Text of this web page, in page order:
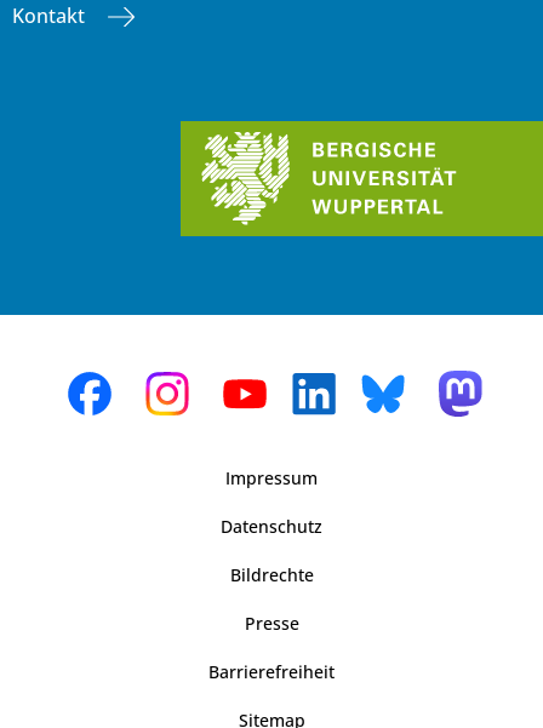
Kontakt
Impressum
Datenschutz
Bildrechte
Presse
Barrierefreiheit
Sitemap